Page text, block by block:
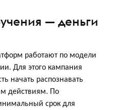
— деньги
работают по модели
Для этого кампания
начать распознавать
действиям. По
срок для